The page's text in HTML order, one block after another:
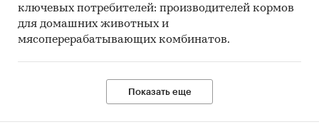
ключевых потребителей: производителей кормов
для домашних животных и
мясоперерабатывающих комбинатов.
Показать еще